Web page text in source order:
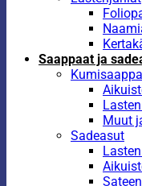
Saappaat ja
Muut
Sadeasut